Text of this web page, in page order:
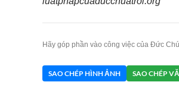
Hãy góp phần vào công việc của Đức
SAO CHÉP HÌNH ẢNH SAO CHÉP